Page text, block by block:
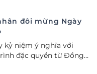
Nam.
đôi mừng Ngày
kỷ niệm ý nghĩa với
đặc quyền từ Đồng